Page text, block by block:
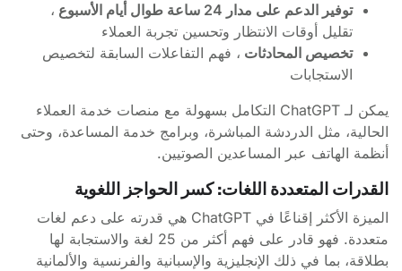
توفير الدعم على مدار 24 ساعة طوال أيام الأسبوع
،
تقليل أوقات الانتظار وتحسين تجربة العملاء
تخصيص المحادثات ، فهم التفاعلات السابقة لتخصيص
الاستجابات
يمكن لـ ChatGPT التكامل بسهولة مع منصات خدمة العملاء
الحالية، مثل الدردشة المباشرة، وبرامج خدمة المساعدة، وحتى
أنظمة الهاتف عبر المساعدين الصوتيين.
القدرات المتعددة اللغات: كسر الحواجز اللغوية
الميزة الأكثر إقناعًا في ChatGPT هي قدرته على دعم لغات
متعددة. فهو قادر على فهم أكثر من 25 لغة والاستجابة لها
بطلاقة، بما في ذلك الإنجليزية والإسبانية والفرنسية والألمانية